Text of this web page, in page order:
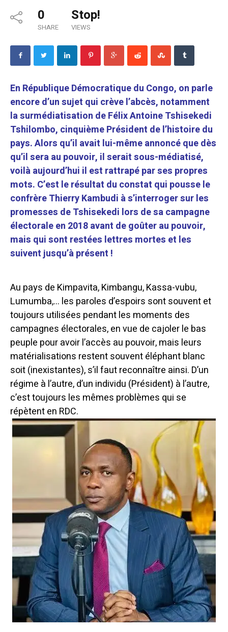
0
SHARE
Stop!
VIEWS
En République Démocratique du Congo, on parle
encore d’un sujet qui crève l’abcès, notamment
la surmédiatisation de Félix Antoine Tshisekedi
Tshilombo, cinquième Président de l’histoire du
pays. Alors qu’il avait lui-même annoncé que dès
qu’il sera au pouvoir, il serait sous-médiatisé,
voilà aujourd’hui il est rattrapé par ses propres
mots. C’est le résultat du constat qui pousse le
confrère Thierry Kambudi à s’interroger sur les
promesses de Tshisekedi lors de sa campagne
électorale en 2018 avant de goûter au pouvoir,
mais qui sont restées lettres mortes et les
suivent jusqu’à présent !
Au pays de Kimpavita, Kimbangu, Kassa-vubu,
Lumumba,… les paroles d’espoirs sont souvent et
toujours utilisées pendant les moments des
campagnes électorales, en vue de cajoler le bas
peuple pour avoir l’accès au pouvoir, mais leurs
matérialisations restent souvent éléphant blanc
soit (inexistantes), s’il faut reconnaître ainsi. D’un
régime à l’autre, d’un individu (Président) à l’autre,
c’est toujours les mêmes problèmes qui se
répètent en RDC.